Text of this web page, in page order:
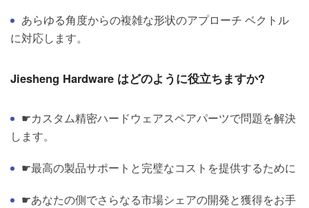
あらゆる角度からの複雑な形状のアプローチ ベクトル
に対応します。
Jiesheng Hardware はどのように役立ちますか?
☛カスタム精密ハードウェアスペアパーツで問題を解決
します。
☛最高の製品サポートと完璧なコストを提供するために
☛あなたの側でさらなる市場シェアの開発と獲得をお手